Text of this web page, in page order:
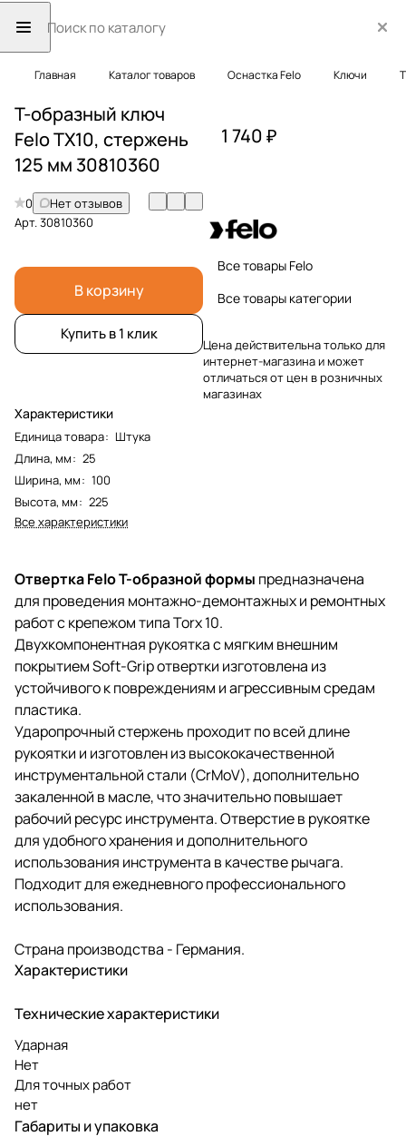
Главная Каталог товаров Оснастка Felo Ключи
Т-образный ключ
Felo TX10, стержень
125 мм 30810360
0
Нет отзывов
Арт.30810360
В корзину
Купить в 1 клик
Характеристики
Единица товара: Штука
Длина, мм: 25
Ширина, мм: 100
Высота, мм: 225
Все характеристики
1 740 ₽
Все товары Felo
Все товары категории
Цена действительна только для
интернет-магазина и может
отличаться от цен в розничных
магазинах
Отвертка Felo Т-образной формы предназначена
для проведения монтажно-демонтажных и ремонтных
работ с крепежом типа Torx 10.
Двухкомпонентная рукоятка с мягким внешним
покрытием Soft-Grip отвертки изготовлена из
устойчивого к повреждениям и агрессивным средам
пластика.
Ударопрочный стержень проходит по всей длине
рукоятки и изготовлен из высококачественной
инструментальной стали (CrMoV), дополнительно
закаленной в масле, что значительно повышает
рабочий ресурс инструмента. Отверстие в рукоятке
для удобного хранения и дополнительного
использования инструмента в качестве рычага.
Подходит для ежедневного профессионального
использования.
Страна производства - Германия.
Характеристики
Технические характеристики
Ударная
Нет
Для точных работ
нет
Габариты и упаковка